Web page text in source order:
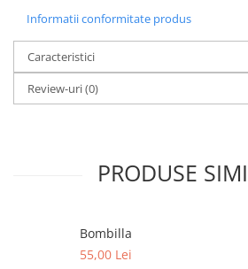
Informatii conformitate produs
Caracteristici
Review-uri(0)
PRODUSE
Bombilla
55,00 Lei